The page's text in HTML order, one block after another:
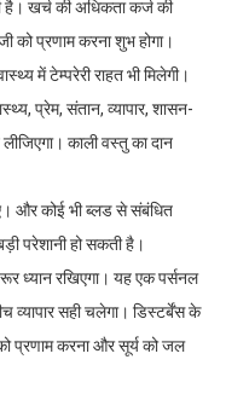
खर्च की अधिकता कर्ज की
को प्रणाम करना शुभ होगा।
में टेम्परेरी राहत भी मिलेगी।
प्रेम, संतान, व्यापार, शासन-
काली वस्तु का दान
और कोई भी ब्लड से संबंधित
परेशानी हो सकती है।
ध्यान रखिएगा। यह एक पर्सनल
सही चलेगा। डिस्टर्बेंस के
प्रणाम करना और सूर्य को जल